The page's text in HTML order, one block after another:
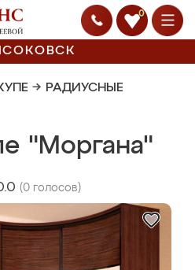
0
→ РАДИУСНЫЕ
"Моргана"
(0 голосов)